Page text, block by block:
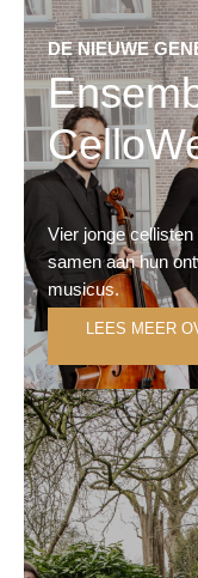
DE NIEUWE
Vier jonge
samen aan hun
musicus.
LEES MEER